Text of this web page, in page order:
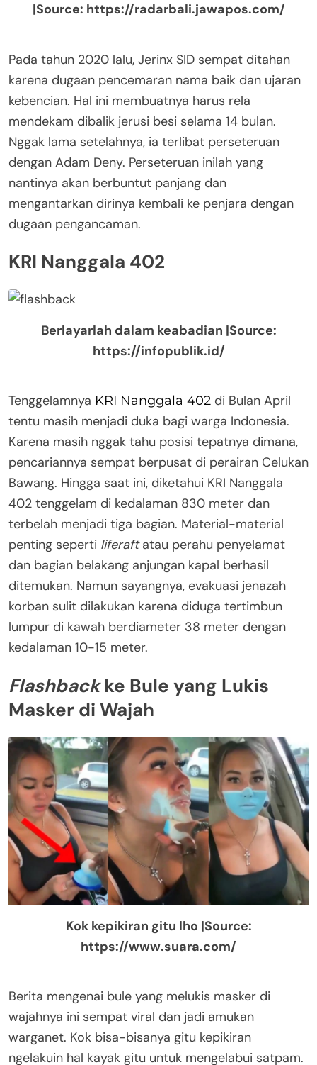
|Source: https://radarbali.jawapos.com/
Pada tahun 2020 lalu, Jerinx SID sempat ditahan
karena dugaan pencemaran nama baik dan ujaran
kebencian. Hal ini membuatnya harus rela
mendekam dibalik jerusi besi selama 14 bulan.
Nggak lama setelahnya, ia terlibat perseteruan
dengan Adam Deny. Perseteruan inilah yang
nantinya akan berbuntut panjang dan
mengantarkan dirinya kembali ke penjara dengan
dugaan pengancaman.
KRI Nanggala 402
Berlayarlah dalam keabadian |Source:
https://infopublik.id/
Tenggelamnya KRI Nanggala 402 di Bulan April
tentu masih menjadi duka bagi warga Indonesia.
Karena masih nggak tahu posisi tepatnya dimana,
pencariannya sempat berpusat di perairan Celukan
Bawang. Hingga saat ini, diketahui KRI Nanggala
402 tenggelam di kedalaman 830 meter dan
terbelah menjadi tiga bagian. Material-material
penting seperti liferaftatau perahu penyelamat
dan bagian belakang anjungan kapal berhasil
ditemukan. Namun sayangnya, evakuasi jenazah
korban sulit dilakukan karena diduga tertimbun
lumpur di kawah berdiameter 38 meter dengan
kedalaman 10-15 meter.
Flashbackke Bule yang Lukis
Masker di Wajah
Kok kepikiran gitu lho |Source:
https://www.suara.com/
Berita mengenai bule yang melukis masker di
wajahnya ini sempat viral dan jadi amukan
warganet. Kok bisa-bisanya gitu kepikiran
ngelakuin hal kayak gitu untuk mengelabui satpam.